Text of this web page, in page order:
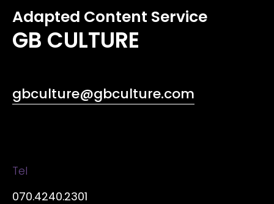
Adapted Content Service
GB CULTURE
gbculture@gbculture.com
Tel
070.4240.2301